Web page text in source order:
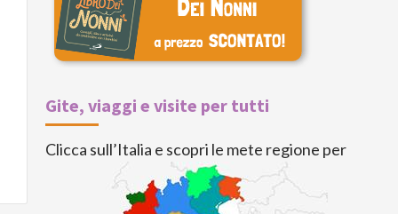
Gite, viaggi e visite per tutti
Clicca sull’Italia e scopri le mete regione per